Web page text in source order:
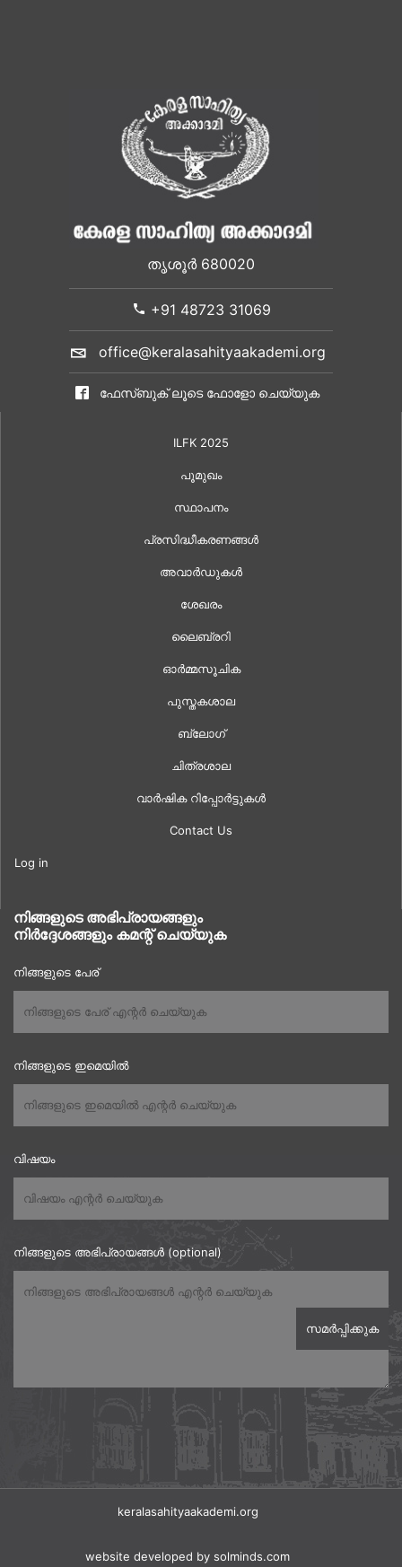
തൃശൂർ 680020
+91 48723 31069
office@keralasahityaakademi.org
ഫേസ്ബുക് ലൂടെ ഫോളോ ചെയ്യുക
ILFK 2025
പൂമുഖം
സ്ഥാപനം
പ്രസിദ്ധീകരണങ്ങൾ
അവാർഡുകൾ
ശേഖരം
ലൈബ്രറി
ഓർമ്മസൂചിക
പുസ്തകശാല
ബ്ലോഗ്
ചിത്രശാല
വാർഷിക റിപ്പോർട്ടുകൾ
Contact Us
Log in
നിങ്ങളുടെ അഭിപ്രായങ്ങളും
നിർദ്ദേശങ്ങളും കമന്റ് ചെയ്യുക
നിങ്ങളുടെ പേര്
നിങ്ങളുടെ ഇമെയിൽ
വിഷയം
നിങ്ങളുടെ അഭിപ്രായങ്ങൾ (optional)
keralasahityaakademi.org
website developed by solminds.com